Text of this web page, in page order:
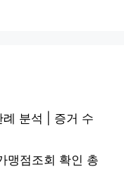
분석 | 증거 수
맹점조회 확인 총